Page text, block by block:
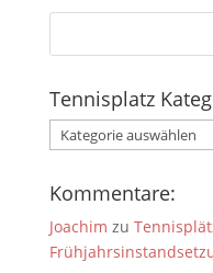
Tennisplatz
Tennisplatz
Kategorien
Kommentare:
Joachim zu